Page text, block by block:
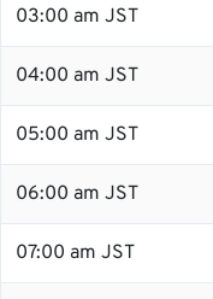
03:00 am JST
04:00 am JST
05:00 am JST
06:00 am JST
07:00 am JST